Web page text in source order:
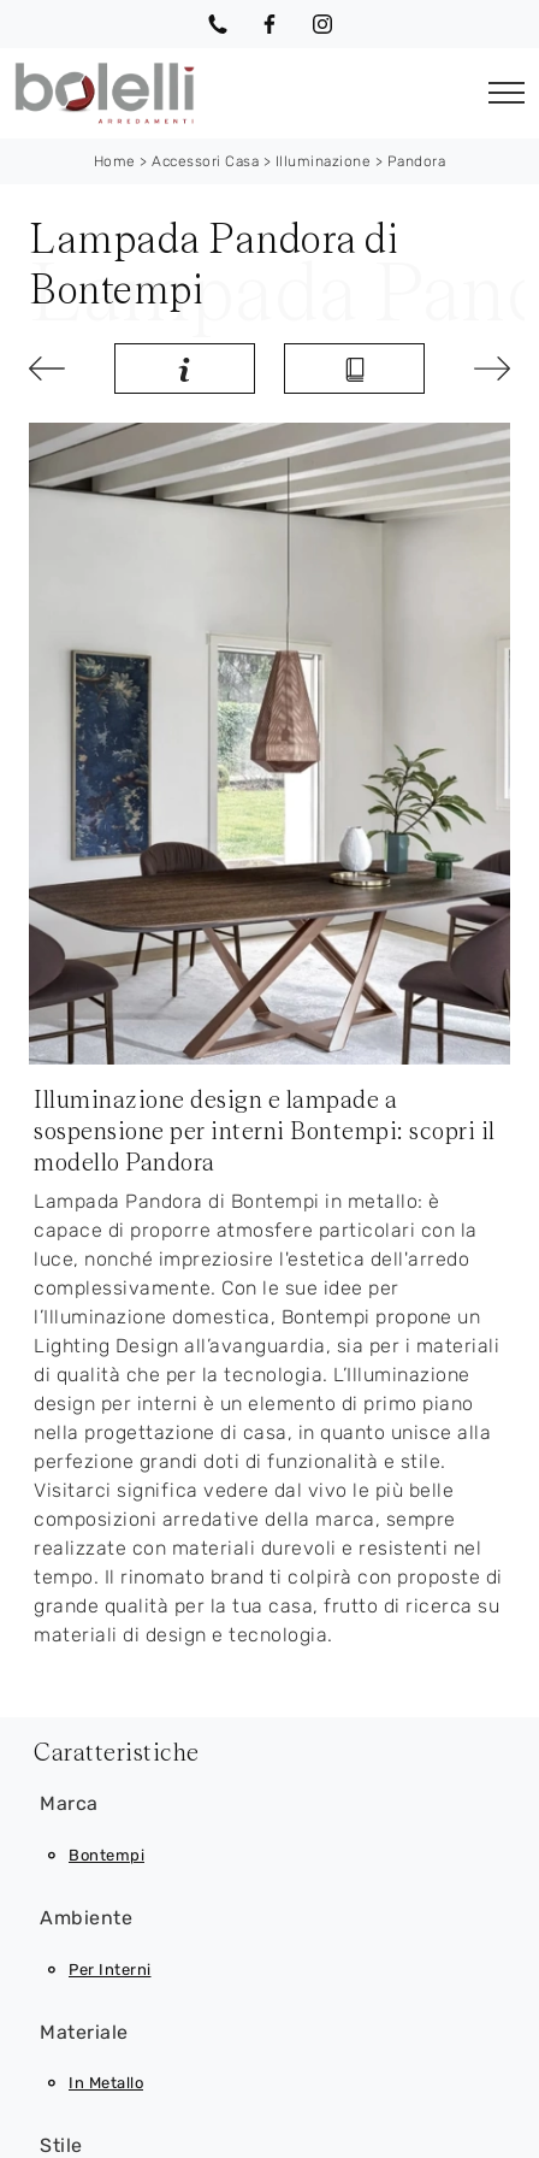
Home >Accessori Casa > Illuminazione > Pandora
Lampada Pandora di
Bontempi
Illuminazione design e lampade a
sospensione per interni Bontempi: scopri il
modello Pandora
Lampada Pandora di Bontempi in metallo: è
capace di proporre atmosfere particolari con la
luce, nonché impreziosire l'estetica dell'arredo
complessivamente. Con le sue idee per
l’Illuminazione domestica, Bontempi propone un
Lighting Design all’avanguardia, sia per i materiali
di qualità che per la tecnologia. L’Illuminazione
design per interni è un elemento di primo piano
nella progettazione di casa, in quanto unisce alla
perfezione grandi doti di funzionalità e stile.
Visitarci significa vedere dal vivo le più belle
composizioni arredative della marca, sempre
realizzate con materiali durevoli e resistenti nel
tempo. Il rinomato brand ti colpirà con proposte di
grande qualità per la tua casa, frutto di ricerca su
materiali di design e tecnologia.
Caratteristiche
Marca
Bontempi
Ambiente
Per Interni
Materiale
In Metallo
Stile